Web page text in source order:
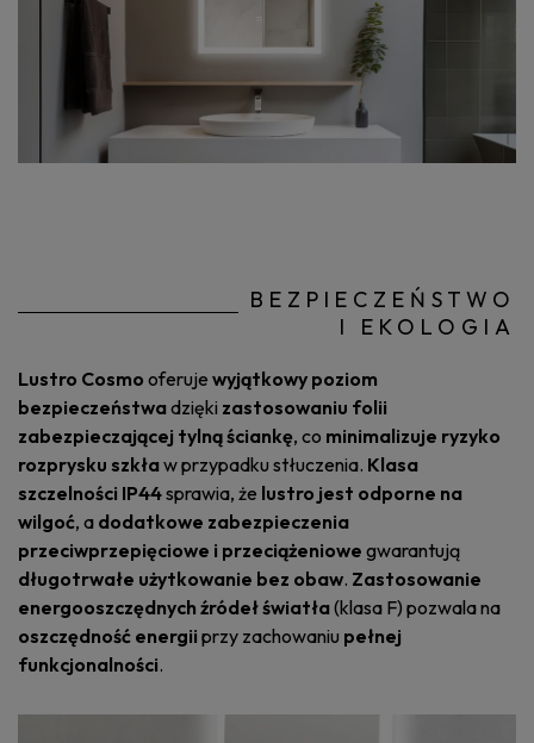
BEZPIECZEŃSTWO
I EKOLOGIA
Lustro Cosmo oferuje wyjątkowy poziom
bezpieczeństwadzięki zastosowaniu folii
zabezpieczającej tylną ściankę, co minimalizuje ryzyko
rozprysku szkław przypadku stłuczenia. Klasa
szczelności IP44sprawia, że lustro jest odporne na
wilgoć, a dodatkowe zabezpieczenia
przeciwprzepięciowe i przeciążeniowe gwarantują
długotrwałe użytkowanie bez obaw. Zastosowanie
energooszczędnych źródeł światła(klasa F) pozwala na
oszczędność energii przy zachowaniu pełnej
funkcjonalności.